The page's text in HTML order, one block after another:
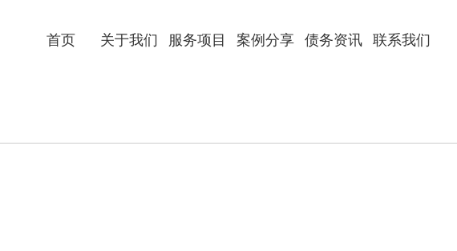
首页 关于我们 服务项目 案例分享 债务资讯 联系我们